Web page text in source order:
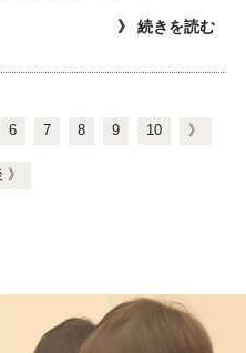
》 続きを読む
6 7 8 9 10 》